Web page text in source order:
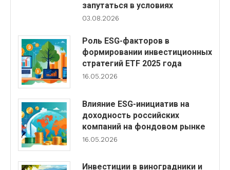
запутаться в условиях
03.08.2026
Роль ESG-факторов в
формировании инвестиционных
стратегий ETF 2025 года
16.05.2026
Влияние ESG-инициатив на
доходность российских
компаний на фондовом рынке
16.05.2026
Инвестиции в виноградники и